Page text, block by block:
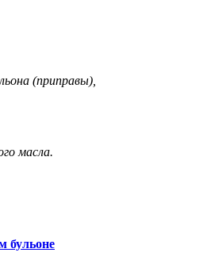
(приправы),
масла.
бульоне